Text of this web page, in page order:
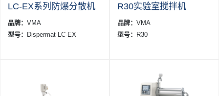
LC-EX系列防爆分散机
品牌： VMA
型号：
Dispermat LC-EX
R30实验室搅拌机
品牌： VMA
型号：
R30